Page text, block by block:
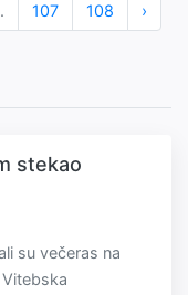
107 108 ›
stekao
su večeras na